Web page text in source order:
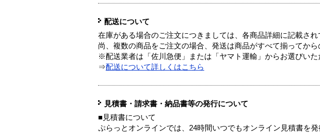
配送について
在庫がある場合のご注文につきましては、各商品詳細に記載さ
尚、複数の商品をご注文の場合、発送は商品がすべて揃ってから
※配送業者は「佐川急便」または「ヤマト運輸」からお選びいた
⇒配送について詳しくはこちら
見積書・請求書・納品書等の発行について
■見積書について
ぷらっとオンラインでは、24時間いつでもオンライン見積書を発